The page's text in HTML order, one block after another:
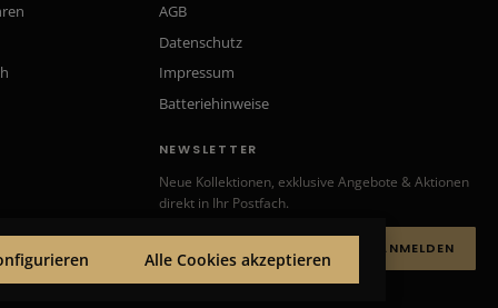
AGB
Datenschutz
Impressum
Batteriehinweise
NEWSLETTER
Neue Kollektionen, exklusive Angebote & Aktionen
direkt in Ihr Postfach.
ANMELDEN
Alle Cookies akzeptieren